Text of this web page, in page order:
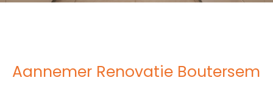
Aannemer Renovatie Boutersem